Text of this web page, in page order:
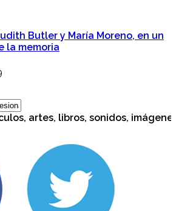
Butler y María Moreno, en un
la memoria
artes, libros, sonidos, imágenes,